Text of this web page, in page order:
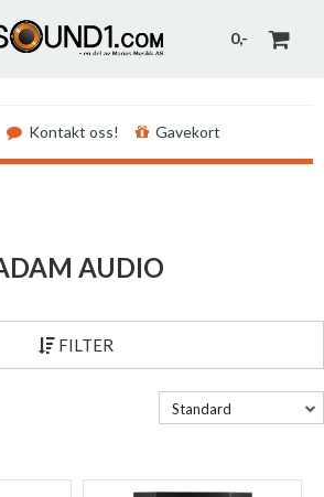
0,-
Kontakt oss! Gavekort
AUDIO
FILTER
Standard